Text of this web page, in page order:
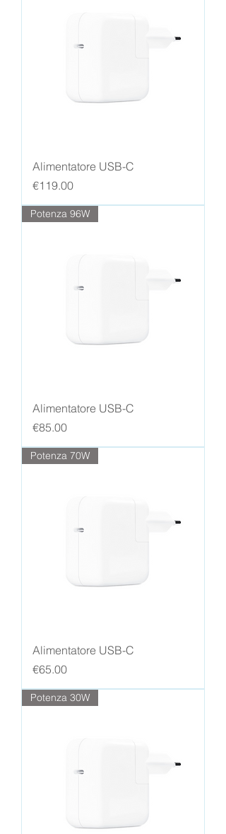
Alimentatore USB-C
Price
€119.00
Potenza 96W
Alimentatore USB-C
Price
€85.00
Potenza 70W
Alimentatore USB-C
Price
€65.00
Potenza 30W